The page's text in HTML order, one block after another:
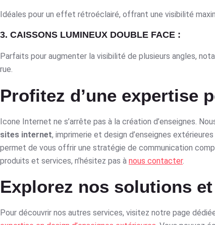
Idéales pour un effet rétroéclairé, offrant une visibilité
3. CAISSONS LUMINEUX DOUBLE FACE :
Parfaits pour augmenter la visibilité de plusieurs angles,
rue.
Profitez d’une expertise
Icone Internet ne s’arrête pas à la création d’enseignes.
sites internet, imprimerie et design d’enseignes extérieures
permet de vous offrir une stratégie de communication
produits et services, n’hésitez pas à nous contacter.
Explorez nos solutions
Pour découvrir nos autres services, visitez notre page